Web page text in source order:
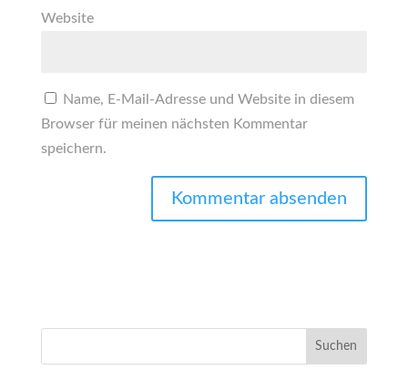
Website
Name, E-Mail-Adresse und Website in diesem
Browser für meinen nächsten Kommentar
speichern.